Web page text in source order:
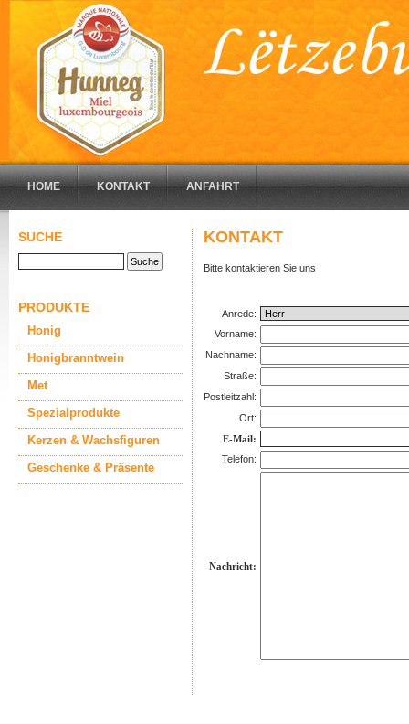
HOME KONTAKT ANFAHRT
SUCHE
PRODUKTE
Honig
Honigbranntwein
Met
Spezialprodukte
Kerzen & Wachsfiguren
Geschenke & Präsente
KONTAKT
Bitte kontaktieren Sie uns
Anrede:
Vorname:
Nachname:
Straße:
Postleitzahl:
Ort:
E-Mail:
Telefon:
Nachricht: